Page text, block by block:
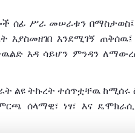
ሰፊ ሥራ መሠራቱን በማስታወስ፤
እያስመዘገበ እንደሚገኝ
እዳ ሳይሆን ምንዳን ለ
ልዩ ትኩረት ተሰጥቷቸዉ ከሚሰሩ
ሰላማዊ፣ ነፃ፣ እና